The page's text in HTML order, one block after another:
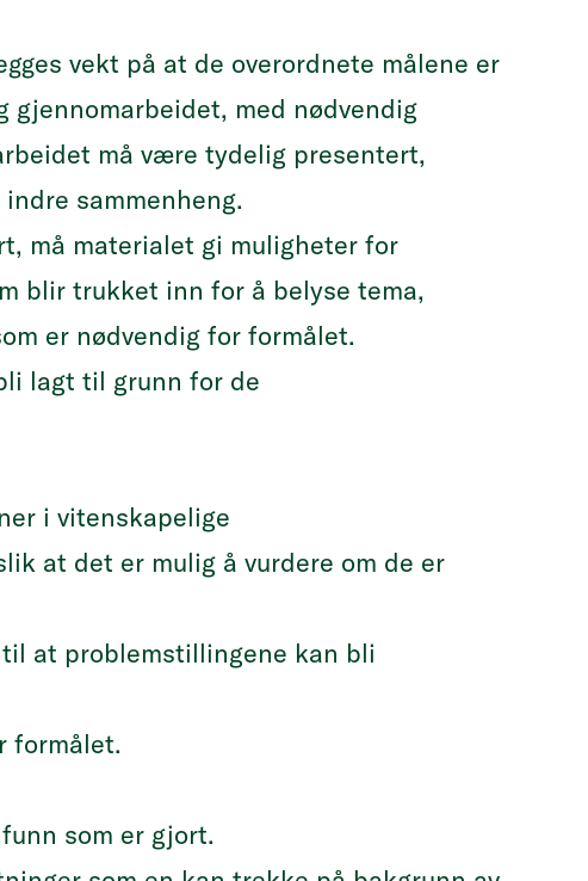
vekt på at de overordnete målene er
med nødvendig
må være tydelig presentert,
sammenheng.
må materialet gi muligheter for
blir trukket inn for å belyse tema,
er nødvendig for formålet.
lagt til grunn for de
i vitenskapelige
at det er mulig å vurdere om de er
at problemstillingene kan bli
formålet.
som er gjort.